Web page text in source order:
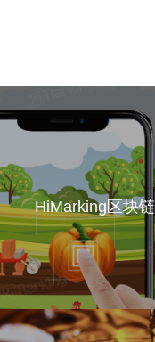
HiMarking区块